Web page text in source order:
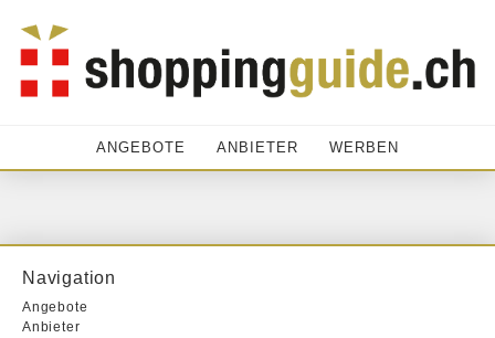
ANGEBOTE ANBIETER WERBEN
Navigation
Angebote
Anbieter